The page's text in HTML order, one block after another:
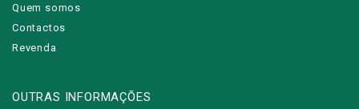
Quem somos
Contactos
Revenda
OUTRAS INFORMAÇÕES